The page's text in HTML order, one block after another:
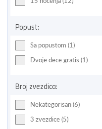
Popust:
Sa popustom (1)
Dvoje dece gratis (1)
Broj zvezdica:
Nekategorisan (6)
3 zvezdice (5)